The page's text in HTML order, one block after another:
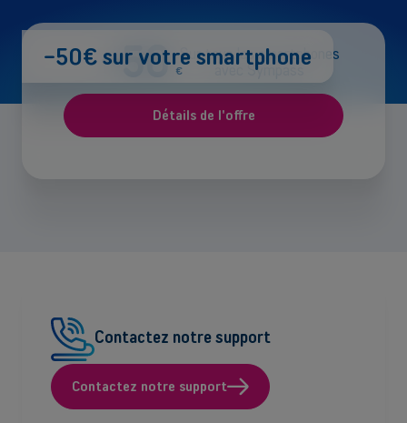
-50€ sur votre smartphone
-50 €
Sur tous les smartphones
avec Sympass
Détails de l'offre
Contactez notre support
Contactez notre support